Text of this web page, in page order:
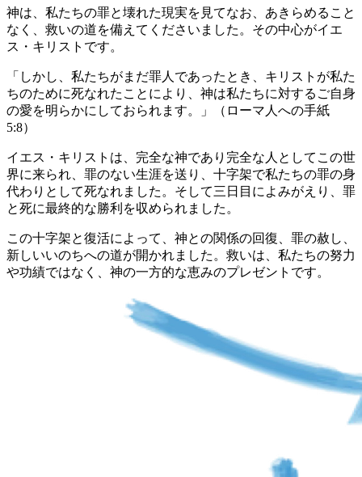
神は、私たちの罪と壊れた現実を見てなお、あきらめること
なく、救いの道を備えてくださいました。その中心がイエ
ス・キリストです。
「しかし、私たちがまだ罪人であったとき、キリストが私た
ちのために死なれたことにより、神は私たちに対するご自身
の愛を明らかにしておられます。」（ローマ人への手紙
5:8）
イエス・キリストは、完全な神であり完全な人としてこの世
界に来られ、罪のない生涯を送り、十字架で私たちの罪の身
代わりとして死なれました。そして三日目によみがえり、罪
と死に最終的な勝利を収められました。
この十字架と復活によって、神との関係の回復、罪の赦し、
新しいいのちへの道が開かれました。救いは、私たちの努力
や功績ではなく、神の一方的な恵みのプレゼントです。